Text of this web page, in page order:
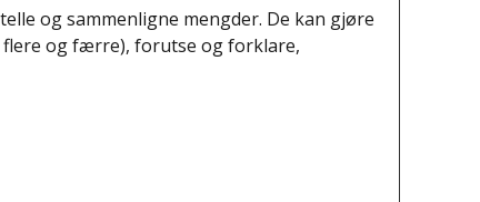
og sammenligne mengder. De kan gjøre
og færre), forutse og forklare,